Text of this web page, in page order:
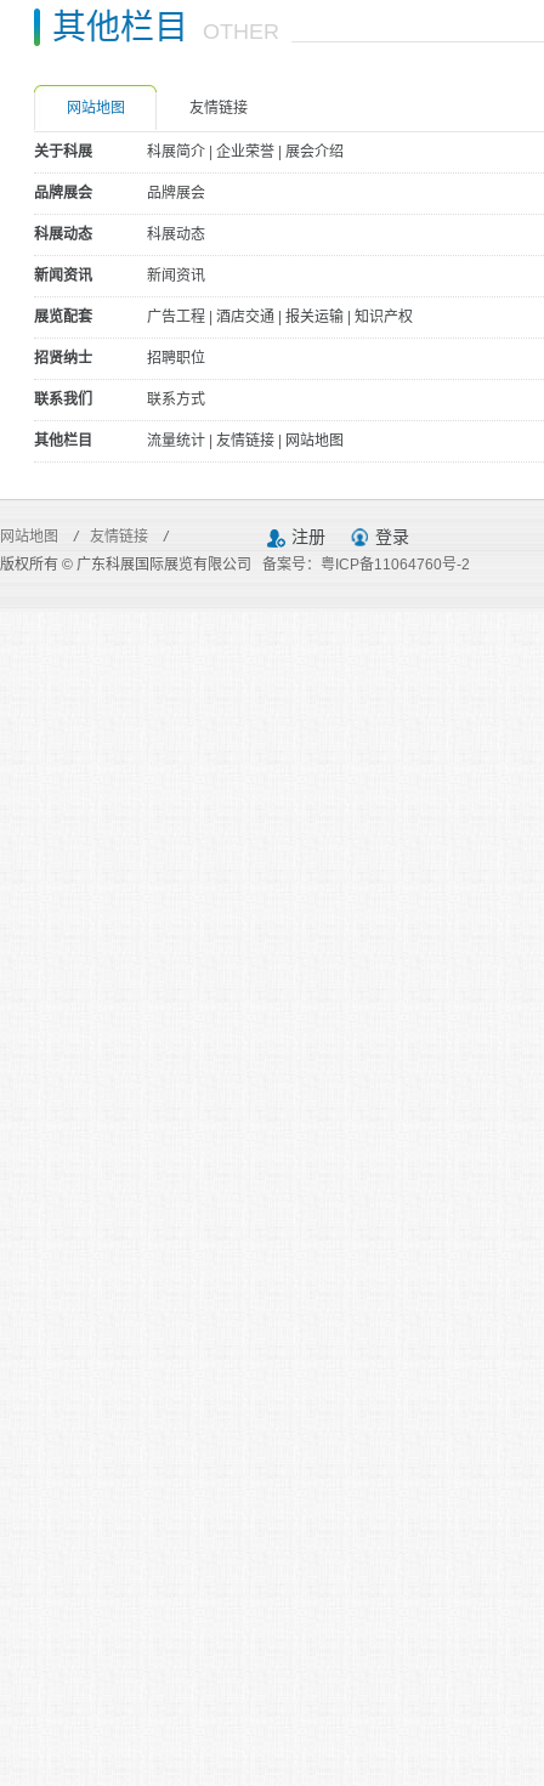
其他栏目 OTHER
网站地图 友情链接
关于科展 科展简介 企业荣誉 展会介绍
品牌展会 品牌展会
科展动态 科展动态
新闻资讯 新闻资讯
展览配套 广告工程 酒店交通 报关运输 知识产权
招贤纳士 招聘职位
联系我们 联系方式
其他栏目 流量统计 友情链接 网站地图
网站地图 / 友情链接 / 注册 登录
版权所有 © 广东科展国际展览有限公司 备案号：粤ICP备11064760号-2